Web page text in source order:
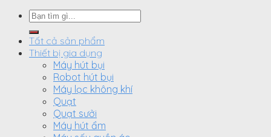
Search
for:
Tất cả sản phẩm
Thiết bị gia dụng
Máy hút bụi
Robot hút bụi
Máy lọc không khí
Quạt
Quạt sưởi
Máy hút ẩm